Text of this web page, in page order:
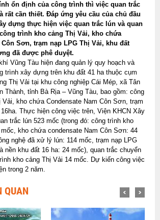
ổn định của công trình thì việc quan trắc
rất cần thiết. Đáp ứng yêu cầu của chủ đầu
dựng thực hiện việc quan trắc lún và quan
trình kho cảng Thị Vải, kho chứa
Côn Sơn, trạm nạp LPG Thị Vải, khu đất
đã được phê duyệt.
Vũng Tàu hiện đang quản lý quy hoạch và
trình xây dựng trên khu đất 41 ha thuộc cụm
Thị Vải tại khu công nghiệp Cái Mép, xã Tân
Thành, tỉnh Bà Rịa – Vũng Tàu, bao gồm: công
kho chứa Condensate Nam Côn Sơn, trạm
Thực hiện công việc trên, Viện KHCN Xây
trắc lún 523 mốc (trong đó: công trình kho
kho chứa condensate Nam Côn Sơn: 44
nghệ đã xử lý lún: 114 mốc, trạm nạp LPG
nền khu đất 16 ha: 24 mốc), quan trắc chuyển
kho cảng Thị Vải 14 mốc. Dự kiến công việc
trong 2 năm.
QUAN